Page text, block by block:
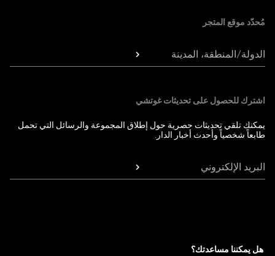
مُحدّد موقع المتجر
الدولة/المنطقة، المدينة
اشترك للحصول على تحديثات غوتشي
يمكنك تلقي تحديثات حصرية حول إطلاق المجموعة والرسائل التي تحمل
طابعاً شخصياً وأحدث أخبار الدار.
البريد الإلكتروني
هل يمكننا مساعدتك؟